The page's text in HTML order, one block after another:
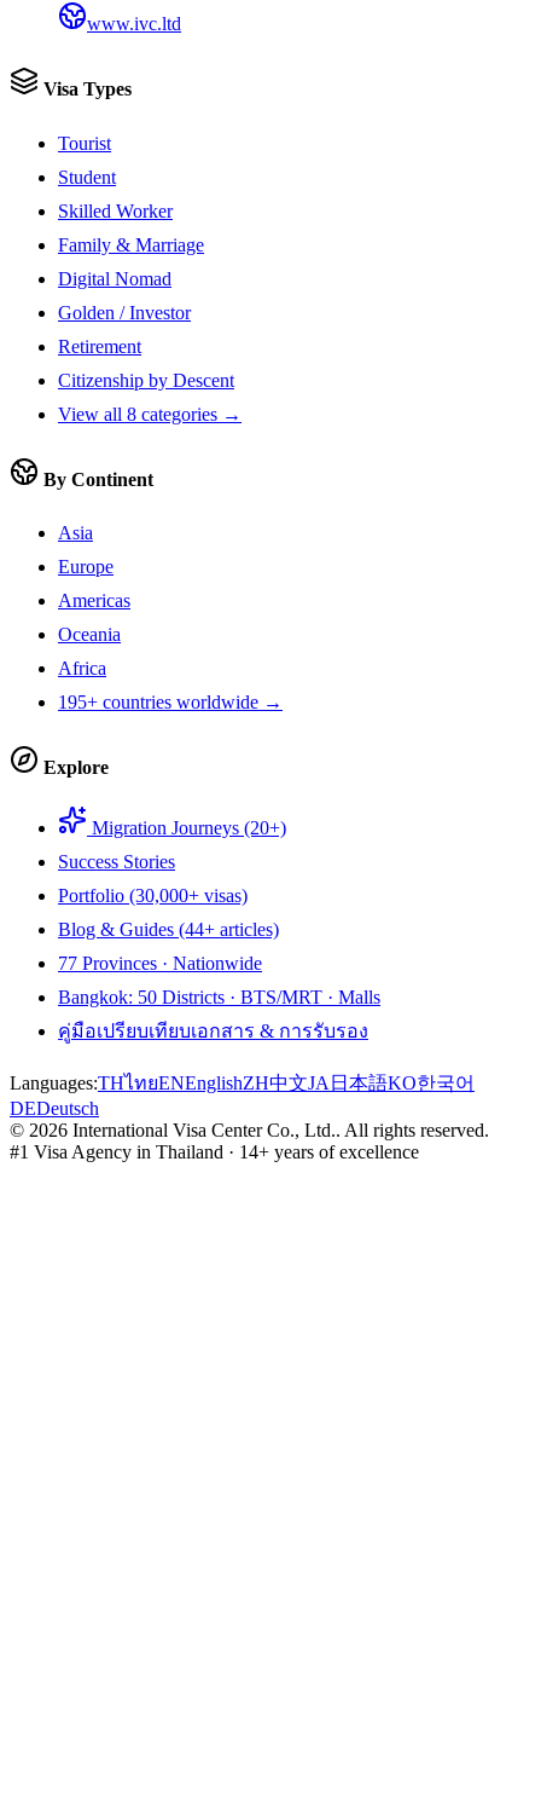
www.ivc.ltd
Visa Types
Tourist
Student
Skilled Worker
Family & Marriage
Digital Nomad
Golden / Investor
Retirement
Citizenship by Descent
View all 8 categories →
By Continent
Asia
Europe
Americas
Oceania
Africa
195+ countries worldwide →
Explore
Migration Journeys (20+)
Success Stories
Portfolio (30,000+ visas)
Blog & Guides (44+ articles)
77 Provinces · Nationwide
Bangkok: 50 Districts · BTS/MRT · Malls
คู่มือเปรียบเทียบเอกสาร & การรับรอง
Languages:THไทยENEnglishZH中文JA 日本語KO한국어
DEDeutsch
© 2026 International Visa Center Co., Ltd.. All rights reserved.
#1 Visa Agency in Thailand · 14+ years of excellence